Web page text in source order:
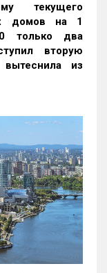
текущего
домов на 1
только два
вторую
вытеснила из